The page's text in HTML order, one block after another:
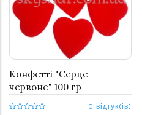
Конфетті "Серце
червоне" 100 гр
0 відгук(ів)